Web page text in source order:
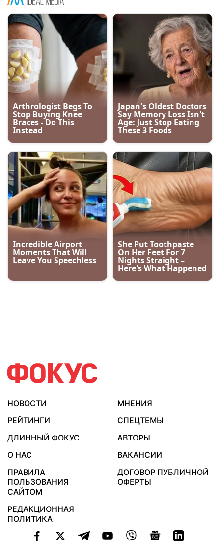
НОВОСТИ
МНЕНИЯ
РЕЙТИНГИ
СПЕЦТЕМЫ
ДЛИННЫЙ ФОКУС
АВТОРЫ
О НАС
ВАКАНСИИ
ПРАВИЛА
ПОЛЬЗОВАНИЯ
САЙТОМ
ДОГОВОР ПУБЛИЧНОЙ
ОФЕРТЫ
РЕДАКЦИОННАЯ
ПОЛИТИКА